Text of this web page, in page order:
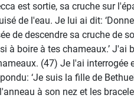
est sortie, sa cruche sur
de l'eau. Je lui ai dit:
de descendre sa cruche de
à boire à tes chameaux.’ J'ai
(47) Je l'ai interrogée
‘Je suis la fille de
à son nez et les